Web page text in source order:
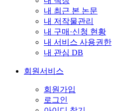
내 최근 본 논문
내 저작물관리
내 구매·신청 현황
내 서비스 사용권한
내 관심 DB
회원서비스
회원가입
로그인